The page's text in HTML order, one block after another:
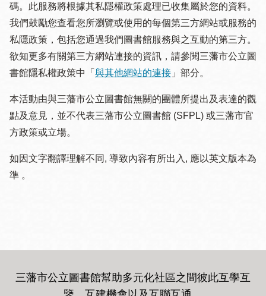
碼。此服務將根據其私隱權政策處理已收集屬於您的資料。
我們鼓勵您查看您所瀏覽或使用的每個第三方網站或服務的
私隱政策，包括您通過我們圖書館服務與之互動的第三方。
欲知更多有關第三方網站連接的資訊，請參閱三藩市公立圖
書館隱私權政策中「 與其他網站的連接 」部分。
本活動由與三藩市公立圖書館無關的團體所提出及表達的觀
點及意見，並不代表三藩市公立圖書館 (SFPL) 或三藩市官
方政策或立場。
如因文字翻譯理解不同, 導致內容有所出入, 應以英文版本為
準 。
三藩市公立圖書館幫助多元化社區之間彼此互學互